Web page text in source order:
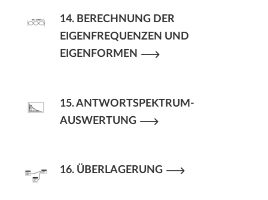
14. BERECHNUNG DER
EIGENFREQUENZEN UND
EIGENFORMEN
15. ANTWORTSPEKTRUM-
AUSWERTUNG
16. ÜBERLAGERUNG